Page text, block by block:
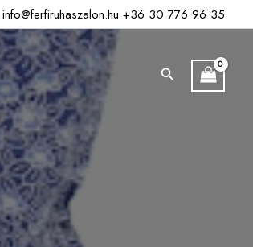
info@ferfiruhaszalon.hu +36 30 776 96 35
Search